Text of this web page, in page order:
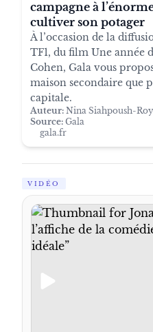
campagne à
cultiver son potager
À l’occasion de la
TF1, du film Une année
Cohen, Gala vous
maison secondaire que
capitale.
Auteur: Nina Siahpoush-
Source: Gala
gala.fr
VIDÉO